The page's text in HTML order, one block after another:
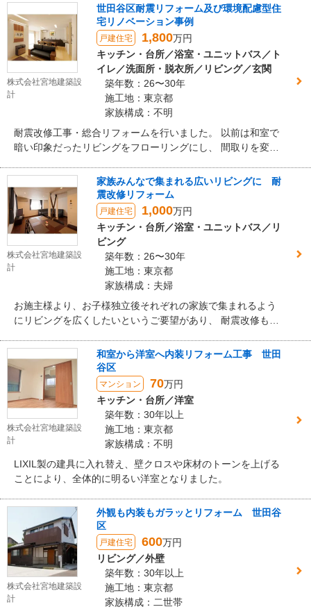
を施工しております。 世田谷区の環境配慮型リノベーション
の補助金も利用した物件です。
株式会社宮地建築設
計
世田谷区耐震リフォーム及び環境配慮型住
宅リノベーション事例
戸建住宅 1,800万円
キッチン・台所／浴室・ユニットバス／ト
イレ／洗面所・脱衣所／リビング／玄関
築年数：26〜30年
施工地：東京都
家族構成：不明
耐震改修工事・総合リフォームを行いました。 以前は和室で
暗い印象だったリビングをフローリングにし、 間取りを変え
た。 以前よりも広く快適な空間となりました。
株式会社宮地建築設
計
家族みんなで集まれる広いリビングに 耐
震改修リフォーム
戸建住宅 1,000万円
キッチン・台所／浴室・ユニットバス／リ
ビング
築年数：26〜30年
施工地：東京都
家族構成：夫婦
お施主様より、お子様独立後それぞれの家族で集まれるよう
にリビングを広くしたいというご要望があり、 耐震改修も行
だき、総合的にリフォームさせていただきました。 お客様に
も大変喜んでいただけました。ご家族皆様でお家時間をより
快適に楽しんでいただきたいと思います。
株式会社宮地建築設
計
和室から洋室へ内装リフォーム工事 世田
谷区
マンション 70万円
キッチン・台所／洋室
築年数：30年以上
施工地：東京都
家族構成：不明
LIXIL製の建具に入れ替え、壁クロスや床材のトーンを上げる
ことにより、全体的に明るい洋室となりました。
株式会社宮地建築設
計
外観も内装もガラッとリフォーム 世田谷
区
戸建住宅 600万円
リビング／外壁
築年数：30年以上
施工地：東京都
家族構成：二世帯